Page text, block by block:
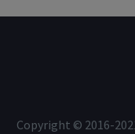
Copyright © 2016-